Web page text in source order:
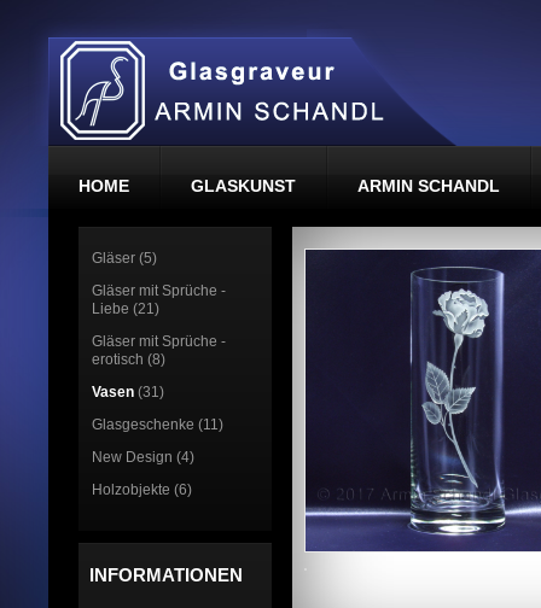
HOME GLASKUNST ARMIN SCHANDL
Gläser (5)
Gläser mit Sprüche -
Liebe (21)
Gläser mit Sprüche -
erotisch (8)
Vasen (31)
Glasgeschenke (11)
New Design (4)
Holzobjekte (6)
INFORMATIONEN